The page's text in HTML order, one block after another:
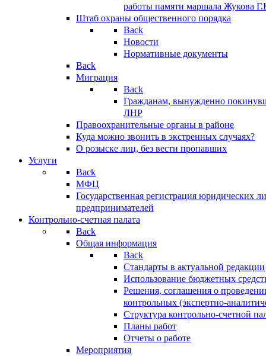
работы памяти маршала Жукова
Штаб охраны общественного порядка
Back
Новости
Нормативные документы
Back
Миграция
Back
Гражданам, вынужденно
ЛНР
Правоохранительные органы в районе
Куда можно звонить в экстренных случаях?
О розыске лиц, без вести пропавших
Услуги
Back
МФЦ
Государственная регистрация юридических
предпринимателей
Контрольно-счетная палата
Back
Общая информация
Back
Стандарты в актуальной редакции
Использование бюджетных
Решения, соглашения о
контрольных (экспертно-
Структура контрольно-счетной
Планы работ
Отчеты о работе
Мероприятия